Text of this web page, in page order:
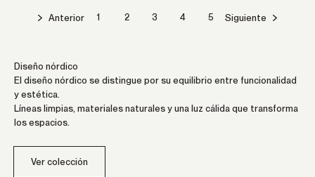
Anterior 1 2 3 4 5 Siguiente
Diseño nórdico
El diseño nórdico se distingue por su equilibrio entre funcionalidad
y estética.
Líneas limpias, materiales naturales y una luz cálida que transforma
los espacios.
Ver colección